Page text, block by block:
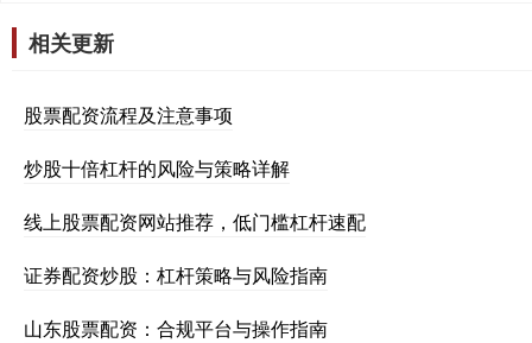
相关更新
股票配资流程及注意事项
炒股十倍杠杆的风险与策略详解
线上股票配资网站推荐，低门槛杠杆速配
证券配资炒股：杠杆策略与风险指南
山东股票配资：合规平台与操作指南